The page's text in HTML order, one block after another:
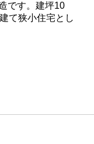
です。建坪10
て狭小住宅とし